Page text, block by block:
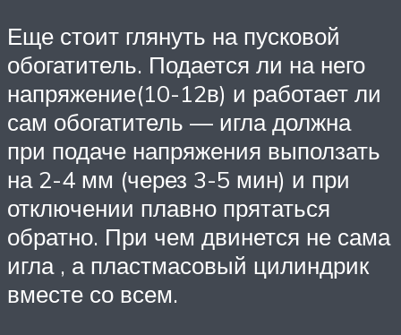
Еще стоит глянуть на пусковой
обогатитель. Подается ли на него
напряжение(10-12в) и работает ли
сам обогатитель — игла должна
при подаче напряжения выползать
на 2-4 мм (через 3-5 мин) и при
отключении плавно прятаться
обратно. При чем двинется не сама
игла , а пластмасовый цилиндрик
вместе со всем.